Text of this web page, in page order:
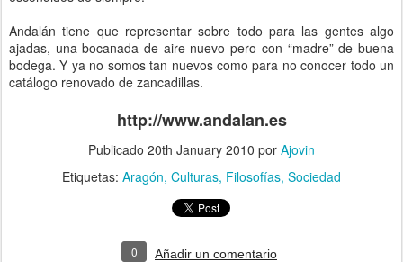
Andalán tiene que representar sobre todo para las gentes algo
ajadas, una bocanada de aire nuevo pero con “madre” de buena
bodega. Y ya no somos tan nuevos como para no conocer todo un
catálogo renovado de zancadillas.
http://www.andalan.es
Publicado 20th January 2010 por Ajovin
Etiquetas: Aragón Culturas Filosofías Sociedad
0 Añadir un comentario